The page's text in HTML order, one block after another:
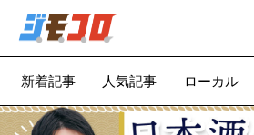
新着記事 人気記事 ローカル